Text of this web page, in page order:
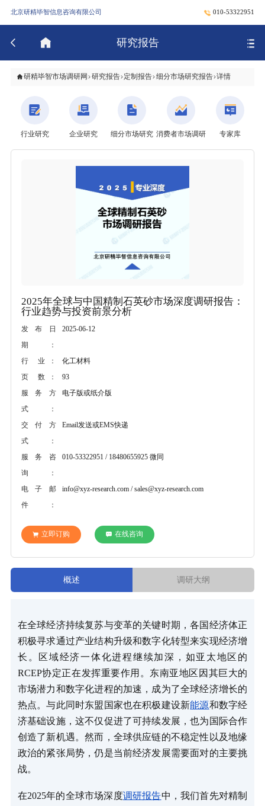
北京研精毕智信息咨询有限公司 010-53322951
研究报告
研精毕智市场调研网 研究报告 定制报告 细分市场研究报告 详情
行业研究 企业研究 细分市场研究 消费者市场调研 专家库
2025年全球与中国精制石英砂市场深度调研报告：
行业趋势与投资前景分析
发布日
期：
2025-06-12
行 业：
化工材料
页 数：
93
服务方
式：
电子版或纸介版
交付方
式：
Email发送或EMS快递
服务咨
询：
010-53322951 / 18480655925 微同
电子邮
件：
info@xyz-research.com / sales@xyz-research.com
立即订购 在线咨询
概述 调研大纲
在全球经济持续复苏与变革的关键时期，各国经济体正
积极寻求通过产业结构升级和数字化转型来实现经济增
长。区域经济一体化进程继续加深，如亚太地区的
RCEP协定正在发挥重要作用。东南亚地区因其巨大的
市场潜力和数字化进程的加速，成为了全球经济增长的
热点。与此同时东盟国家也在积极建设新能源和数字经
济基础设施，这不仅促进了可持续发展，也为国际合作
创造了新机遇。然而，全球供应链的不稳定性以及地缘
政治的紧张局势，仍是当前经济发展需要面对的主要挑
战。
在2025年的全球市场深度调研报告中，我们首先对精制